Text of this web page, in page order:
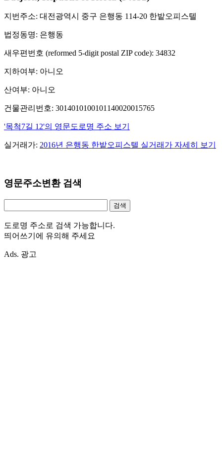
지번주소: 대전광역시 중구 은행동 114-20 한밭오피스텔
법정동명: 은행동
새우편번호 (reformed 5-digit postal ZIP code): 34832
지하여부: 아니오
산여부: 아니오
건물관리번호: 3014010100101140020015765
'목척7길 12'의 영문도로명 주소 보기
실거래가: 2016년 은행동 한밭오피스텔 실거래가 자세히 보기
영문주소변환 검색
도로명 주소로 검색 가능합니다.
띄어쓰기에 유의해 주세요
Ads. 광고